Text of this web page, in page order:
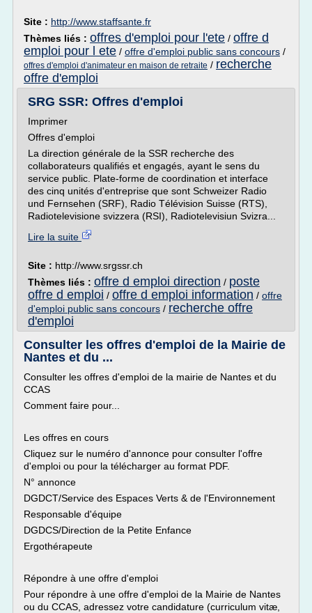
Site : http://www.staffsante.fr
Thèmes liés : offres d'emploi pour l'ete / offre d
emploi pour l ete / offre d'emploi public sans concours /
offres d'emploi d'animateur en maison de retraite / recherche
offre d'emploi
SRG SSR: Offres d'emploi
Imprimer
Offres d'emploi
La direction générale de la SSR recherche des
collaborateurs qualifiés et engagés, ayant le sens du
service public. Plate-forme de coordination et interface
des cinq unités d'entreprise que sont Schweizer Radio
und Fernsehen (SRF), Radio Télévision Suisse (RTS),
Radiotelevisione svizzera (RSI), Radiotelevisiun Svizra...
Lire la suite
Site : http://www.srgssr.ch
Thèmes liés : offre d emploi direction / poste
offre d emploi / offre d emploi information / offre
d'emploi public sans concours / recherche offre
d'emploi
Consulter les offres d'emploi de la Mairie de
Nantes et du ...
Consulter les offres d'emploi de la mairie de Nantes et du
CCAS
Comment faire pour...
Les offres en cours
Cliquez sur le numéro d'annonce pour consulter l'offre
d'emploi ou pour la télécharger au format PDF.
N° annonce
DGDCT/Service des Espaces Verts & de l'Environnement
Responsable d'équipe
DGDCS/Direction de la Petite Enfance
Ergothérapeute
Répondre à une offre d'emploi
Pour répondre à une offre d'emploi de la Mairie de Nantes
ou du CCAS, adressez votre candidature (curriculum vitæ,